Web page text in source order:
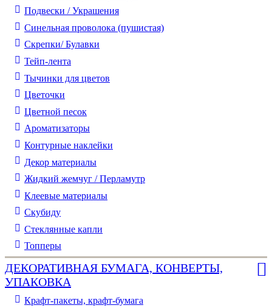
Подвески / Украшения
Синельная проволока (пушистая)
Скрепки/ Булавки
Тейп-лента
Тычинки для цветов
Цветочки
Цветной песок
Ароматизаторы
Контурные наклейки
Декор материалы
Жидкий жемчуг / Перламутр
Клеевые материалы
Скубиду
Стеклянные капли
Топперы
ДЕКОРАТИВНАЯ БУМАГА, КОНВЕРТЫ,
УПАКОВКА
Крафт-пакеты, крафт-бумага